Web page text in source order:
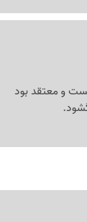
و معتقد بود